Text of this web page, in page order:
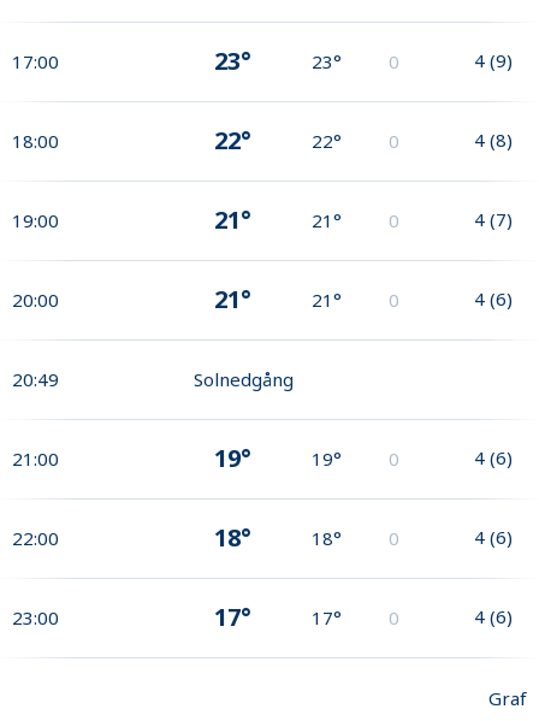
17:00 23° 23° 0 4 (9)
18:00 22° 22° 0 4 (8)
19:00 21° 21° 0 4 (7)
20:00 21° 21° 0 4 (6)
20:49 Solnedgång
21:00 19° 19° 0 4 (6)
22:00 18° 18° 0 4 (6)
23:00 17° 17° 0 4 (6)
Graf